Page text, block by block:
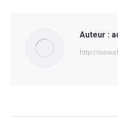
Auteur :
http://